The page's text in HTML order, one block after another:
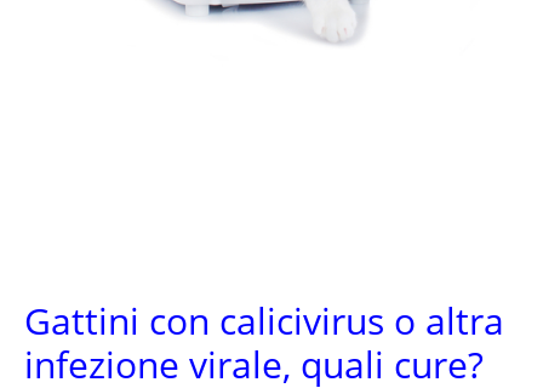
Gattini con calicivirus o altra
infezione virale, quali cure?